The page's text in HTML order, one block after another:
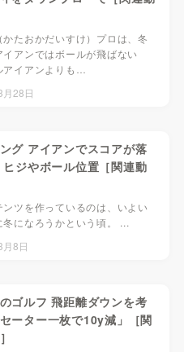
かたおかだいすけ）プロは、冬
イアンではボールが飛ばない
イアンよりも…
28日
グ アイアンでスコアが落
ヒジやボール位置［関連動
ンツを作っているのは、いよい
冬になろうかという頃。 ...
8日
ゴルフ 飛距離ダウンを考
ーター一枚で10y減」［関